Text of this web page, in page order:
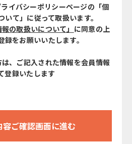
イバシーポリシーページの「個
て」に従って取扱います。
報の取扱いについて」 に同意の上
録をお願いいたします。
、ご記入された情報を会員情報
登録いたします